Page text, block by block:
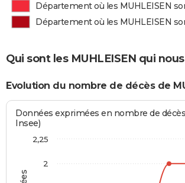
Département où les MUHLEISEN
Département où les MUHLEISEN
Qui sont les MUHLEISEN qui
Evolution du nombre de décès de
Données exprimées en nombre de
Insee)
2
2,25